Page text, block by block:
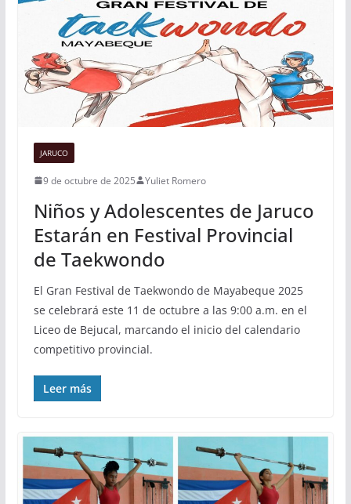
JARUCO
9 de octubre de 2025 Yuliet Romero
Niños y Adolescentes de Jaruco
Estarán en Festival Provincial
de Taekwondo
El Gran Festival de Taekwondo de Mayabeque 2025
se celebrará este 11 de octubre a las 9:00 a.m. en el
Liceo de Bejucal, marcando el inicio del calendario
competitivo provincial.
Leer más